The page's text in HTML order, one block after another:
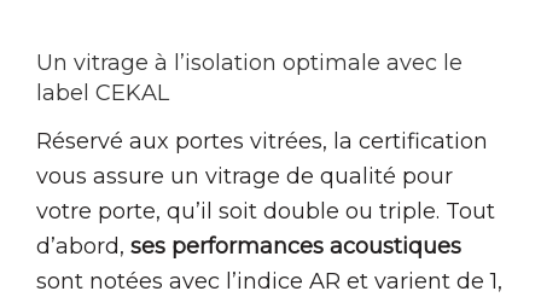
Un vitrage à l’isolation optimale avec le
label CEKAL
Réservé aux portes vitrées, la certification
vous assure un vitrage de qualité pour
votre porte, qu’il soit double ou triple. Tout
d’abord, ses performances acoustiques
sont notées avec l’indice AR et varient de 1,